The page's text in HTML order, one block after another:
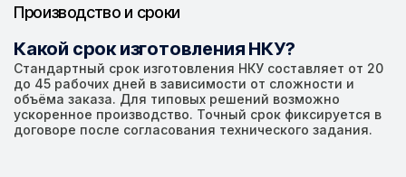
Производство и сроки
Какой срок изготовления НКУ?
Стандартный срок изготовления НКУ составляет от 20
до 45 рабочих дней в зависимости от сложности и
объёма заказа. Для типовых решений возможно
ускоренное производство. Точный срок фиксируется в
договоре после согласования технического задания.